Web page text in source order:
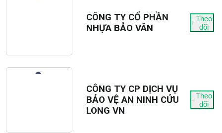
CÔNG TY CỔ PHẦN
NHỰA BẢO VÂN
Theo
dõi
CÔNG TY CP DỊCH VỤ
BẢO VỆ AN NINH CỬU
LONG VN
Theo
dõi